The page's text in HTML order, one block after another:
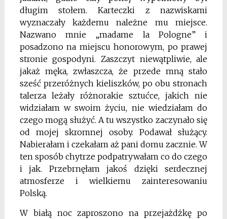
długim stołem. Karteczki z nazwiskami
wyznaczały każdemu należne mu miejsce.
Nazwano mnie „madame la Pologne” i
posadzono na miejscu honorowym, po prawej
stronie gospodyni. Zaszczyt niewątpliwie, ale
jakaż męka, zwłaszcza, że przede mną stało
sześć przeróżnych kieliszków, po obu stronach
talerza leżały różnorakie sztućce, jakich nie
widziałam w swoim życiu, nie wiedziałam do
czego mogą służyć. A tu wszystko zaczynało się
od mojej skromnej osoby. Podawał służący.
Nabierałam i czekałam aż pani domu zacznie. W
ten sposób chytrze podpatrywałam co do czego
i jak. Przebrnęłam jakoś dzięki serdecznej
atmosferze i wielkiemu zainteresowaniu
Polską.
W białą noc zaproszono na przejażdżkę po